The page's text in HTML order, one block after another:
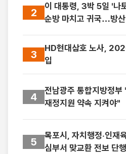
2
이 대통령, 3박 5일 '나
순방 마치고 귀국…방산
3
HD현대삼호 노사,
입
4
전남광주 통합지방정
재정지원 약속 지켜야"
5
목포시, 자치행정·인재
심부서 맞교환 전보 단행